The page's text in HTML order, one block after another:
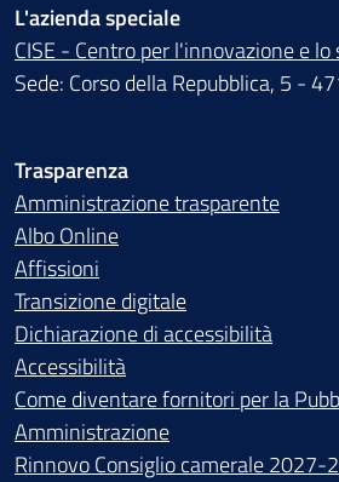
L'azienda speciale
CISE - Centro per l'innovazione e
Sede: Corso della Repubblica, 5 -
Trasparenza
Amministrazione trasparente
Albo Online
Affissioni
Transizione digitale
Dichiarazione di accessibilità
Accessibilità
Come diventare fornitori per la
Amministrazione
Rinnovo Consiglio camerale 2027-